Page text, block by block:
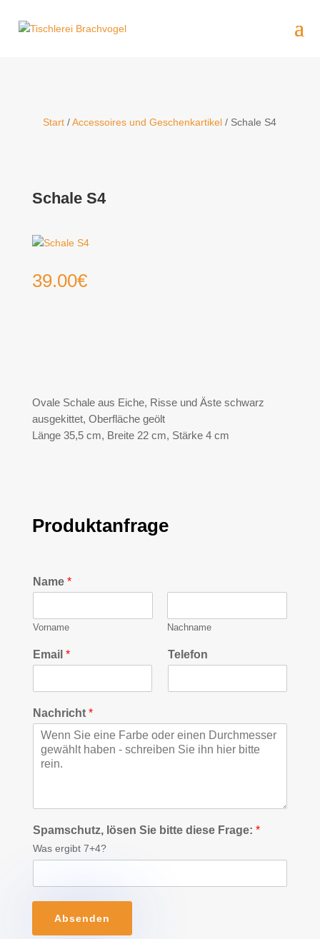
Start /Accessoires und Geschenkartikel / Schale S4
Schale S4
39.00€
Ovale Schale aus Eiche, Risse und Äste schwarz
ausgekittet, Oberfläche geölt
Länge 35,5 cm, Breite 22 cm, Stärke 4 cm
Produktanfrage
Name *
Vorname Nachname
Email * Telefon
Nachricht *
Spamschutz, lösen Sie bitte diese Frage: *
Was ergibt 7+4?
Absenden